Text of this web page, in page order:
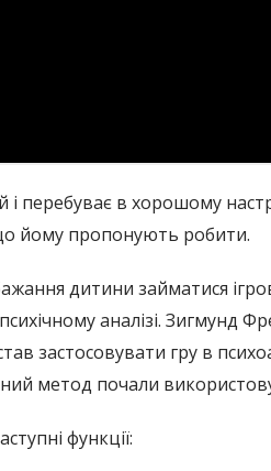
перебуває в хорошому
йому пропонують робити.
дитини займатися
аналізі.
застосовувати гру в
метод почали
функції: